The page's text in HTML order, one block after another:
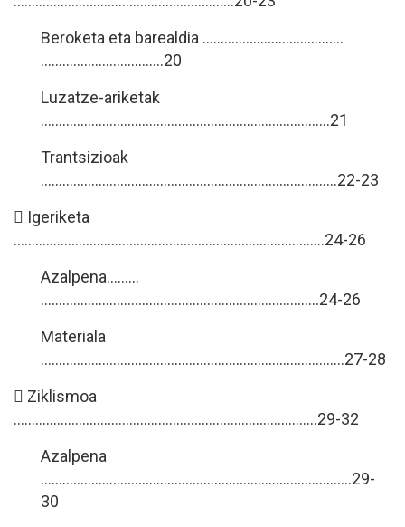
Beroketa eta barealdia ………………………………...
…………………………....20
Luzatze-ariketak
……………………………………………………………………..21
Trantsizioak
……………………………………………………………………....22-23
 Igeriketa
…………………………………………………………………………..24-26
Azalpena………
……………………………………………………………….....24-26
Materiala
…………………………………………………………………………27-28
 Ziklismoa
…………………………………………………………………………29-32
Azalpena
……………………………………………………………………….....29-
30